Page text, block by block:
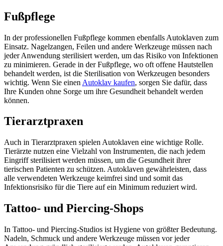
Fußpflege
In der professionellen Fußpflege kommen ebenfalls Autoklaven zum
Einsatz. Nagelzangen, Feilen und andere Werkzeuge müssen nach
jeder Anwendung sterilisiert werden, um das Risiko von Infektionen
zu minimieren. Gerade in der Fußpflege, wo oft offene Hautstellen
behandelt werden, ist die Sterilisation von Werkzeugen besonders
wichtig. Wenn Sie einen Autoklav kaufen, sorgen Sie dafür, dass
Ihre Kunden ohne Sorge um ihre Gesundheit behandelt werden
können.
Tierarztpraxen
Auch in Tierarztpraxen spielen Autoklaven eine wichtige Rolle.
Tierärzte nutzen eine Vielzahl von Instrumenten, die nach jedem
Eingriff sterilisiert werden müssen, um die Gesundheit ihrer
tierischen Patienten zu schützen. Autoklaven gewährleisten, dass
alle verwendeten Werkzeuge keimfrei sind und somit das
Infektionsrisiko für die Tiere auf ein Minimum reduziert wird.
Tattoo- und Piercing-Shops
In Tattoo- und Piercing-Studios ist Hygiene von größter Bedeutung.
Nadeln, Schmuck und andere Werkzeuge müssen vor jeder